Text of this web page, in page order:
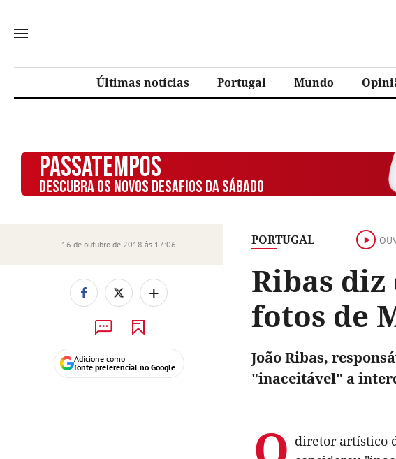
Últimas notícias Portugal Mundo
PASSATEMPOS
DESCUBRA OS NOVOS DESAFIOS DA SÁBADO
PORTUGAL
Ribas
fotos de
16 de outubro de 2018 às 17:06
+
Adicione como
fonte preferencial no Google
João Ribas,
"inaceitável" a
diretor artístico